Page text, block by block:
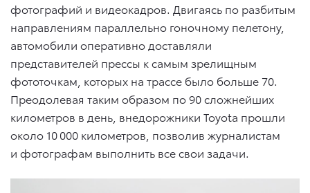
фотографий и видеокадров. Двигаясь по разбитым
направлениям параллельно гоночному пелетону,
автомобили оперативно доставляли
представителей прессы к самым зрелищным
фототочкам, которых на трассе было больше 70.
Преодолевая таким образом по 90 сложнейших
километров в день, внедорожники Toyota прошли
около 10 000 километров, позволив журналистам
и фотографам выполнить все свои задачи.